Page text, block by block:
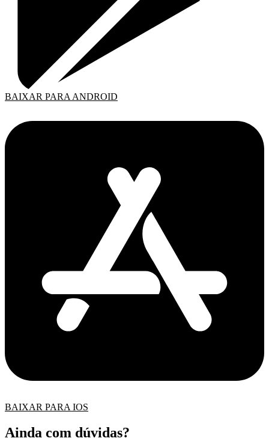
BAIXAR PARA ANDROID
BAIXAR PARA IOS
Ainda com dúvidas?